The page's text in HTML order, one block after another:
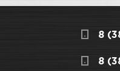
СКЛАДСКОЙ
получение товара
поэтому
8
8